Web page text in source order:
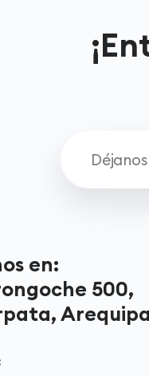
en:
500,
Arequipa